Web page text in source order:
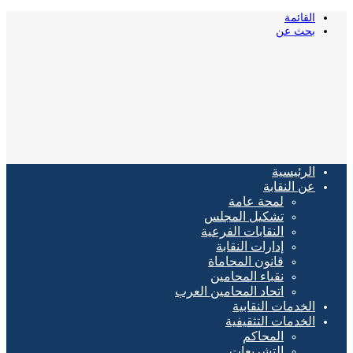
القائمة
بحث عن
الرئيسية
عن النقابة
لمحة عامة
تشكيل المجلس
النقابات الفرعية
إدارات النقابة
قانون المحاماة
نقباء المحامين
اتحاد المحامين العرب
الخدمات النقابية
الخدمات التثقيفية
المحاكم